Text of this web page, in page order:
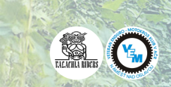
Přeskočit
na
obsah
Post
navigation